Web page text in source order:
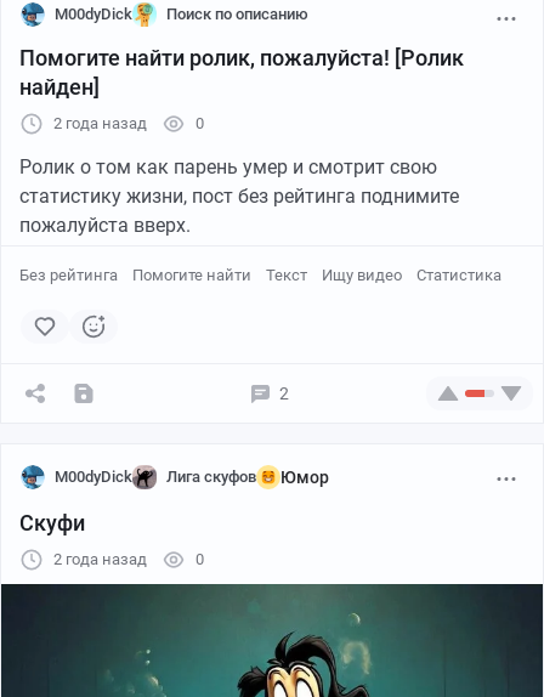
M00dyDick Поиск по описанию
Помогите найти ролик, пожалуйста! [Ролик
найден]
2 года назад 0
Ролик о том как парень умер и смотрит свою
статистику жизни, пост без рейтинга поднимите
пожалуйста вверх.
Без рейтинга Помогите найти Текст Ищу видео Статистика
2
M00dyDick Лига скуфов Юмор
Скуфи
2 года назад 0